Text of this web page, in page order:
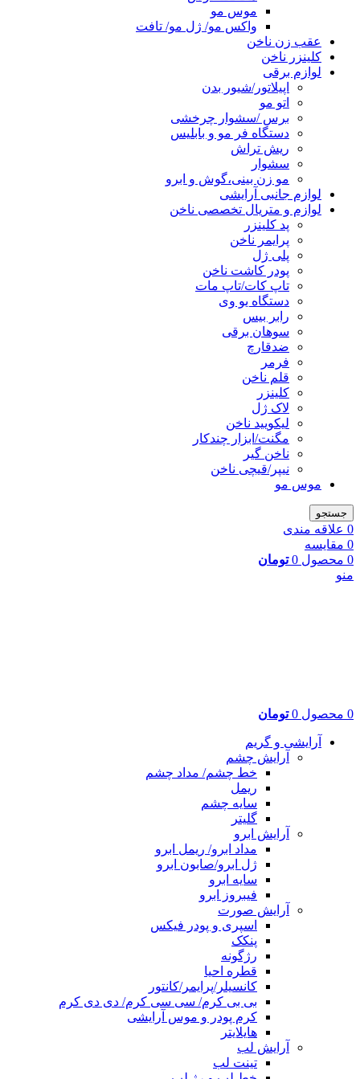
موس مو
واکس مو/ ژل مو/ تافت
عقب زن ناخن
کلینزر ناخن
لوازم برقی
اپیلاتور/شیور بدن
اتو مو
برس /سشوار چرخشی
دستگاه فر مو و بابلیس
ریش تراش
سشوار
مو زن بینی،گوش و ابرو
لوازم جانبی آرایشی
لوازم و متریال تخصصی ناخن
پد کلینزر
پرایمر ناخن
پلی ژل
پودر کاشت ناخن
تاپ کات/تاپ مات
دستگاه یو وی
رابر بیس
سوهان برقی
ضدقارچ
فرمر
قلم ناخن
کلینزر
لاک ژل
لیکوييد ناخن
مگنت/ابزار چندکار
ناخن گیر
نیپر/قیچی ناخن
موس مو
جستجو
0 علاقه مندی
0 مقایسه
0 محصول 0 تومان
منو
0 محصول 0 تومان
آرایشی و گریم
آرایش چشم
خط چشم/ مداد چشم
ریمل
سایه چشم
گلیتر
آرایش ابرو
مداد ابرو/ ریمل ابرو
ژل ابرو/صابون ابرو
سایه ابرو
فیبروز ابرو
آرایش صورت
اسپری و پودر فیکس
پنکک
رژگونه
قطره احیا
کانسیلر/پرایمر/کانتور
بی بی کرم/ سی سی کرم/ دی دی کرم
کرم پودر و موس آرایشی
هایلایتر
آرایش لب
تینت لب